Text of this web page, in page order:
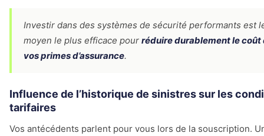
Investir dans des systèmes de sécurité performants est
moyen le plus efficace pour réduire durablement le coût
vos primes d’assurance.
Influence de l’historique de sinistres sur les
tarifaires
Vos antécédents parlent pour vous lors de la souscription.